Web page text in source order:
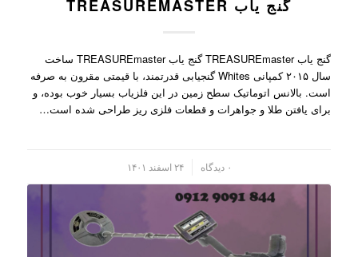
گنج یاب TREASUREMASTER
گنج یاب TREASUREmaster گنج یاب TREASUREmaster ساخت
سال ۲۰۱۵ کمپانی Whites گنجیابی قدرتمند، با قیمتی مقرون به صرفه
است. بالانس اتوماتیک سطح زمین در این فلزیاب بسیار خوب بوده، و
برای یافتن طلا و جواهرات و قطعات فلزی ریز طراحی شده است…
۰ دیدگاه ۲۴ اسفند ۱۴۰۱